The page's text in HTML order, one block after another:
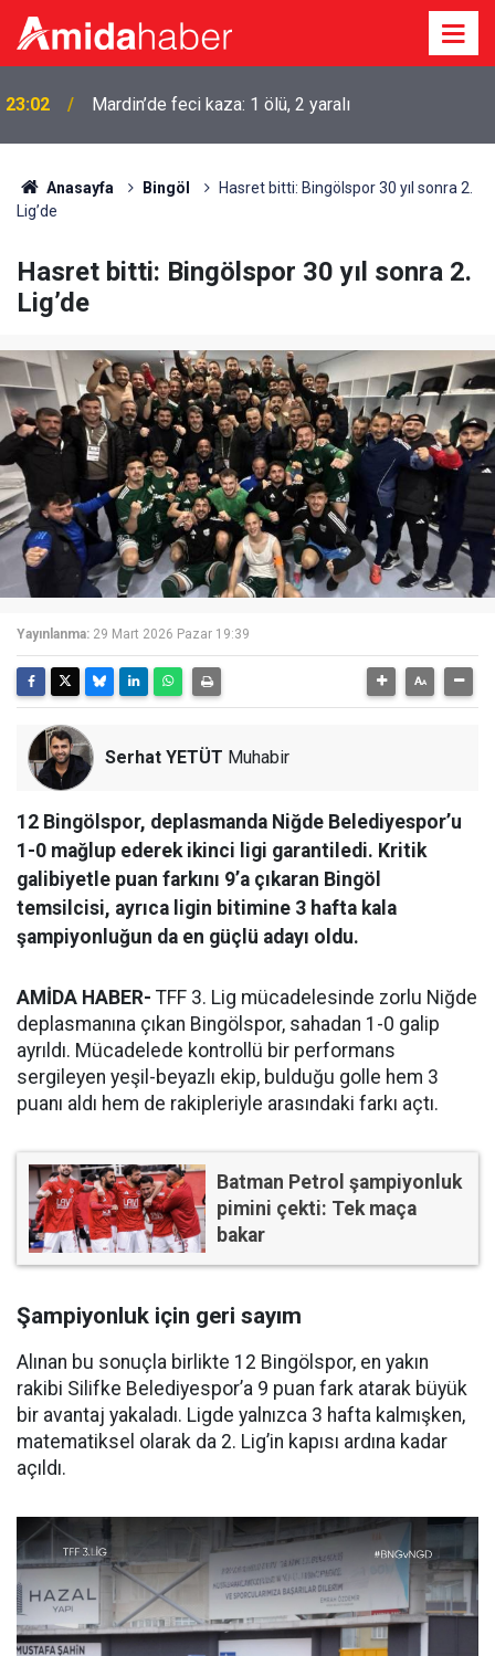
23:02 Mardin’de feci kaza: 1 ölü, 2 yaralı
Anasayfa Bingöl
Hasret bitti: Bingölspor 30 yıl sonra 2.
Lig’de
Hasret bitti: Bingölspor 30 yıl sonra 2.
Lig’de
Yayınlanma: 29 Mart 2026 Pazar 19:39
Serhat YETÜT Muhabir
12 Bingölspor, deplasmanda Niğde Belediyespor’u
1-0 mağlup ederek ikinci ligi garantiledi. Kritik
galibiyetle puan farkını 9’a çıkaran Bingöl
temsilcisi, ayrıca ligin bitimine 3 hafta kala
şampiyonluğun da en güçlü adayı oldu.
AMİDA HABER- TFF 3. Lig mücadelesinde zorlu Niğde
deplasmanına çıkan Bingölspor, sahadan 1-0 galip
ayrıldı. Mücadelede kontrollü bir performans
sergileyen yeşil-beyazlı ekip, bulduğu golle hem 3
puanı aldı hem de rakipleriyle arasındaki farkı açtı.
Batman Petrol şampiyonluk
pimini çekti: Tek maça
bakar
Şampiyonluk için geri sayım
Alınan bu sonuçla birlikte 12 Bingölspor, en yakın
rakibi Silifke Belediyespor’a 9 puan fark atarak büyük
bir avantaj yakaladı. Ligde yalnızca 3 hafta kalmışken,
matematiksel olarak da 2. Lig’in kapısı ardına kadar
açıldı.